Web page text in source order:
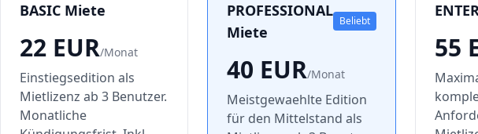
BASIC Miete
22 EUR/Monat
Einstiegsedition als
Mietlizenz ab 3 Benutzer.
Monatliche
PROFESSIONAL
Miete
Beliebt
40 EUR/Monat
Meistgewaehlte Edition
für den Mittelstand als
55